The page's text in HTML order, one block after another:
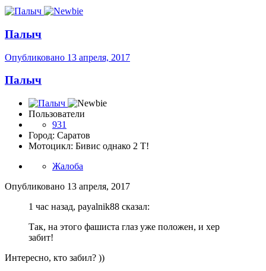
Палыч
Опубликовано 13 апреля, 2017
Палыч
Пользователи
931
Город: Саратов
Мотоцикл: Бивис однако 2 Т!
Жалоба
Опубликовано 13 апреля, 2017
1 час назад, payalnik88 сказал:
Так, на этого фашиста глаз уже положен, и хер
забит!
Интересно, кто забил? ))